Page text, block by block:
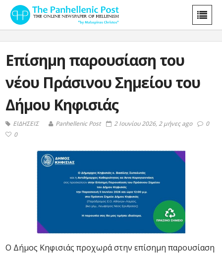
Επίσημη παρουσίαση του
νέου Πράσινου Σημείου του
Δήμου Κηφισιάς
ΕΙΔΗΣΕΙΣ Panhellenic Post 2 Ιουνίου 2026, 2 μήνες ago
0
0
Ο Δήμος Κηφισιάς προχωρά στην επίσημη παρουσίαση